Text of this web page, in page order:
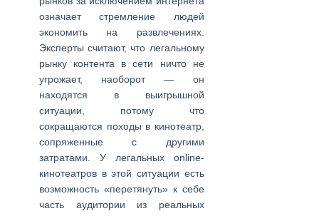
означает стремление людей
экономить на развлечениях.
Эксперты считают, что легальному
рынку контента в сети ничто не
угрожает, наоборот — он
находятся в выигрышной
ситуации, потому что
сокращаются походы в кинотеатр,
сопряженные с другими
затратами. У легальных online-
кинотеатров в этой ситуации есть
возможность «перетянуть» к себе
часть аудитории из реальных